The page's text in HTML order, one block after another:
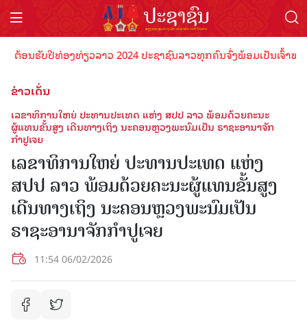
ນຮັບປີທ່ອງທ່ຽວລາວ 2024 ປະຊາຊົນລາວທຸກຄົນຈົ່ງພ້ອມເປັນເຈົ້າພາບ
ຂ່າວເດັ່ນ
ເລຂາທິການໃຫຍ່ ປະທານປະເທດ ແຫ່ງ ສປປ ລາວ ພ້ອມດ້ວຍຄະນະ
ຜູ້ແທນຂັ້ນສູງ ເດີນທາງເຖິງ ນະຄອນຫຼວງພະນົມເປັນ ຣາຊະອານາຈັກ
ກຳປູເຈຍ
ເລຂາທິການໃຫຍ່ ປະທານປະເທດ ແຫ່ງ
ສປປ ລາວ ພ້ອມດ້ວຍຄະນະຜູ້ແທນຂັ້ນສູງ
ເດີນທາງເຖິງ ນະຄອນຫຼວງພະນົມເປັນ
ຣາຊະອານາຈັກກຳປູເຈຍ
11:54 06/02/2026